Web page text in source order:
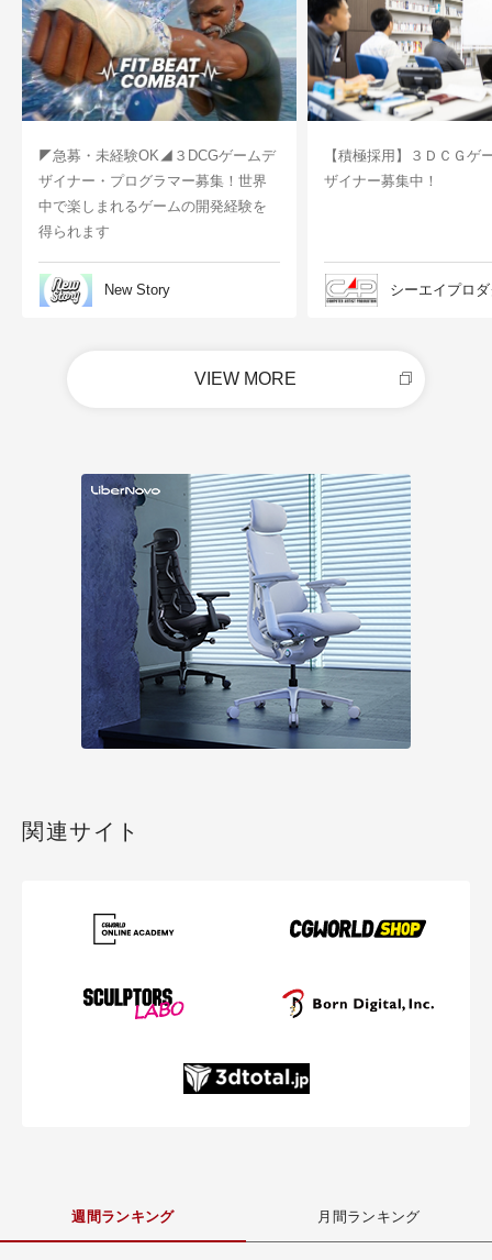
◤急募・未経験OK◢３DCGゲームデ
ザイナー・プログラマー募集！世界
中で楽しまれるゲームの開発経験を
得られます
New Story
【積極採用】３ＤＣＧゲ
ザイナー募集中！
シーエイプロ
VIEW MORE
関連サイト
週間ランキング 月間ランキング